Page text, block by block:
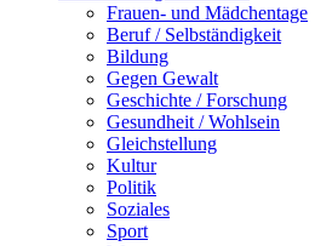
Frauen- und Mädchentage
Beruf / Selbständigkeit
Bildung
Gegen Gewalt
Geschichte / Forschung
Gesundheit / Wohlsein
Gleichstellung
Kultur
Politik
Soziales
Sport